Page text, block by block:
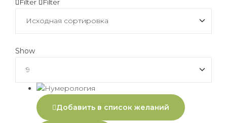
Filter Filter
Show
Добавить в список желаний